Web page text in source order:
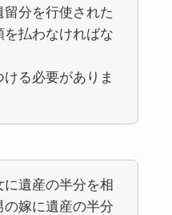
分を行使された
を払わなければな
る必要がありま
遺産の半分を相
嫁に遺産の半分